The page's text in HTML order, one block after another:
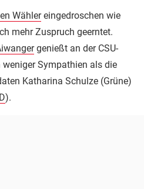
Wählereingedroschen wie
mehr Zuspruch geerntet.
genießt an der CSU-
Sympathien als die
Katharina Schulze (Grüne)
).